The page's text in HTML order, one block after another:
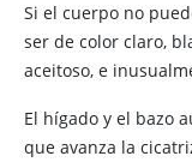
Si el cuerpo no
ser de color claro,
aceitoso, e
El hígado y el bazo
que avanza la